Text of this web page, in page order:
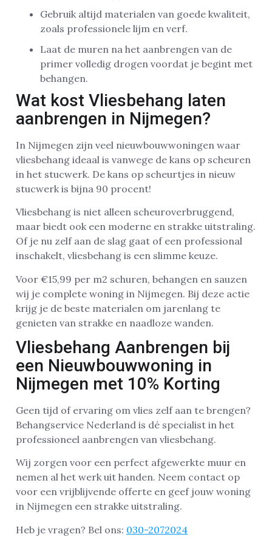
Gebruik altijd materialen van goede kwaliteit,
zoals professionele lijm en verf.
Laat de muren na het aanbrengen van de
primer volledig drogen voordat je begint met
behangen.
Wat kost Vliesbehang laten
aanbrengen in Nijmegen?
In Nijmegen zijn veel nieuwbouwwoningen waar
vliesbehang ideaal is vanwege de kans op scheuren
in het stucwerk. De kans op scheurtjes in nieuw
stucwerk is bijna 90 procent!
Vliesbehang is niet alleen scheuroverbruggend,
maar biedt ook een moderne en strakke uitstraling.
Of je nu zelf aan de slag gaat of een professional
inschakelt, vliesbehang is een slimme keuze.
Voor €15,99 per m2 schuren, behangen en sauzen
wij je complete woning in Nijmegen. Bij deze actie
krijg je de beste materialen om jarenlang te
genieten van strakke en naadloze wanden.
Vliesbehang Aanbrengen bij
een Nieuwbouwwoning in
Nijmegen met 10% Korting
Geen tijd of ervaring om vlies zelf aan te brengen?
Behangservice Nederland is dé specialist in het
professioneel aanbrengen van vliesbehang.
Wij zorgen voor een perfect afgewerkte muur en
nemen al het werk uit handen. Neem contact op
voor een vrijblijvende offerte en geef jouw woning
in Nijmegen een strakke uitstraling.
Heb je vragen? Bel ons: 030-2072024